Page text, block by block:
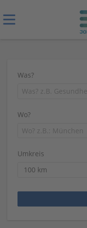
Was?
Wo?
Umkreis